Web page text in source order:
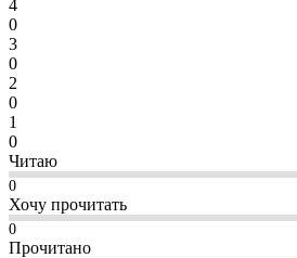
4
0
3
0
2
0
1
0
Читаю
0
Хочу прочитать
0
Прочитано